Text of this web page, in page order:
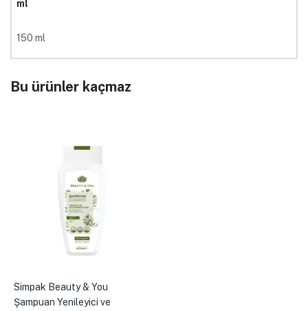
ml
150 ml
Bu ürünler kaçmaz
Simpak Beauty & You
Şampuan Yenileyici ve